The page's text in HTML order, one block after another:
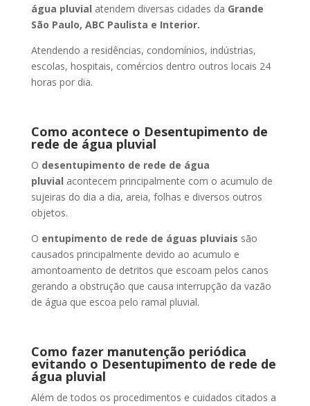
água pluvial atendem diversas cidades da Grande
São Paulo, ABC Paulista e Interior.
Atendendo a residências, condomínios, indústrias,
escolas, hospitais, comércios dentro outros locais 24
horas por dia.
Como acontece o Desentupimento de
rede de água pluvial
O desentupimento de rede de água
pluvial acontecem principalmente com o acumulo de
sujeiras do dia a dia, areia, folhas e diversos outros
objetos.
O entupimento de rede de águas pluviais são
causados principalmente devido ao acumulo e
amontoamento de detritos que escoam pelos canos
gerando a obstrução que causa interrupção da vazão
de água que escoa pelo ramal pluvial.
Como fazer manutenção periódica
evitando o Desentupimento de rede de
água pluvial
Além de todos os procedimentos e cuidados citados a